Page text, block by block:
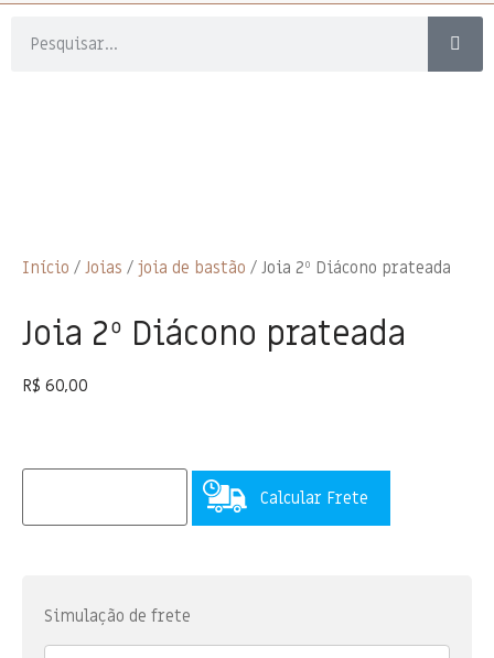
Início / Joias / joia de bastão / Joia 2º Diácono prateada
Joia 2º Diácono prateada
R$ 60,00
Calcular Frete
Simulação de frete